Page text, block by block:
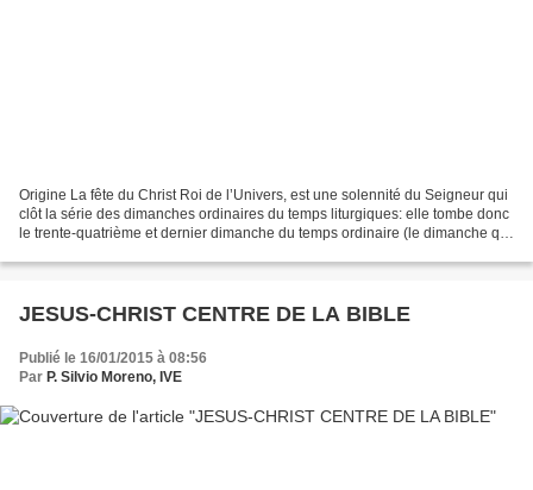
Origine La fête du Christ Roi de l’Univers, est une solennité du Seigneur qui
clôt la série des dimanches ordinaires du temps liturgiques: elle tombe donc
le trente-quatrième et dernier dimanche du temps ordinaire (le dimanche qui
JESUS-CHRIST CENTRE DE LA BIBLE
Publié le 16/01/2015 à 08:56
Par P. Silvio Moreno, IVE